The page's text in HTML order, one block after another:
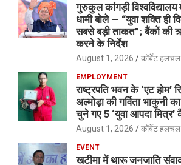
गुरुकुल कांगड़ी विश्वविद्यालय
धामी बोले — “युवा शक्ति ही
सबसे बड़ी ताकत”; बैंकों की
करने के निर्देश
August 1, 2026 कॉर्बेट हलचल
EMPLOYMENT
राष्ट्रपति भवन के ‘एट होम’
अल्मोड़ा की गर्विता भाकुनी
चुने गए 5 ‘युवा आपदा
August 1, 2026 कॉर्बेट हलचल
EVENT
खटीमा में थारू जनजाति